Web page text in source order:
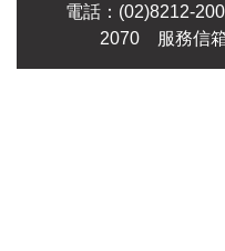
電話：(02)8212-
2070 服務信箱